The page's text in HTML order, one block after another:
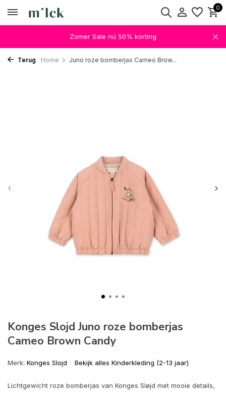
0
Zomer Sale nú 50% korting
Terug Home Juno roze bomberjas Cameo Brow...
Konges Slojd Juno roze bomberjas
Cameo Brown Candy
Merk: Konges Slojd Bekijk alles Kinderkleding (2-13 jaar)
Lichtgewicht roze bomberjas van Konges Sløjd met mooie details,